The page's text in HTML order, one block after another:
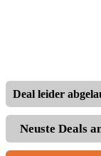
Deal leider
Neuste Deals